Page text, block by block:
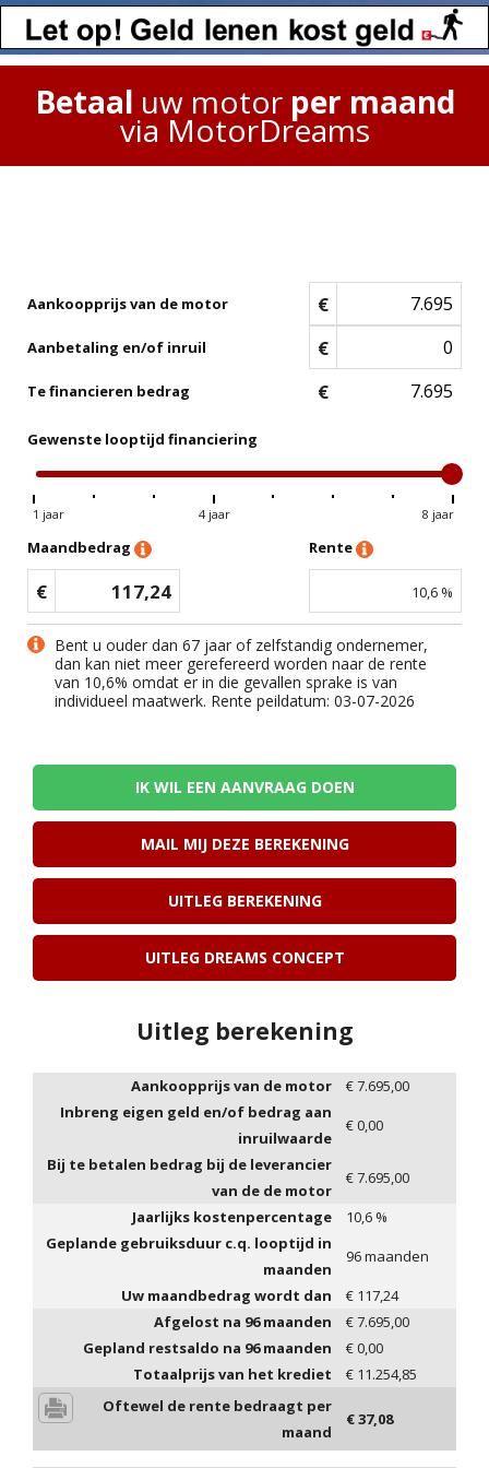
Betaal uw motor per maand
via MotorDreams
Aankoopprijs van de motor €
Aanbetaling en/of inruil €
Te financieren bedrag €
Gewenste looptijd financiering
1 jaar 4 jaar 8 jaar
Maandbedrag
€ 117,24
Rente
10,6 %
Bent u ouder dan 67 jaar of zelfstandig ondernemer,
dan kan niet meer gerefereerd worden naar de rente
van 10,6% omdat er in die gevallen sprake is van
individueel maatwerk. Rente peildatum: 03-07-2026
IK WIL EEN AANVRAAG DOEN
MAIL MIJ DEZE BEREKENING
UITLEG BEREKENING
UITLEG DREAMS CONCEPT
Uitleg berekening
Aankoopprijs van de motor €7.695,00
Inbreng eigen geld en/of bedrag aan
inruilwaarde
€0,00
Bij te betalen bedrag bij de leverancier
van de de motor
€7.695,00
Jaarlijks kostenpercentage
10,6 %
Geplande gebruiksduur c.q. looptijd in
maanden
96maanden
Uw maandbedrag wordt dan
€ 117,24
Afgelost na 96maanden €7.695,00
Gepland restsaldo na 96maanden €0,00
Totaalprijs van het krediet
€ 11.254,85
Oftewel de rente bedraagt per
maand
€37,08